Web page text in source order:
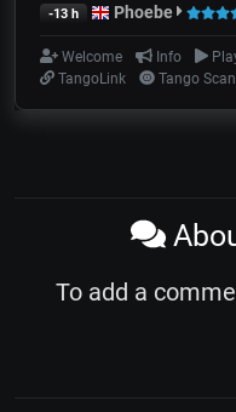
-13 h Phoebe
Welcome Info
TangoLink
Tango Scan
To add a